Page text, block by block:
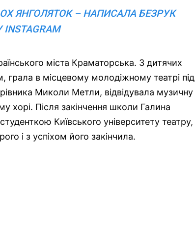
ЯНГОЛЯТОК – НАПИСАЛА БЕЗРУК
міста Краматорська. З дитячих
грала в місцевому молодіжному театрі під
Миколи Метли, відвідувала музичну
хорі. Після закінчення школи Галина
Київського університету театру,
і з успіхом його закінчила.